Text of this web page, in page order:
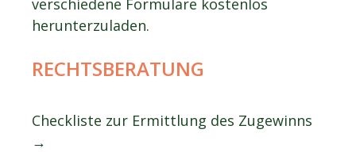
verschiedene Formulare kostenlos
herunterzuladen.
RECHTSBERATUNG
Checkliste zur Ermittlung des Zugewinns
→